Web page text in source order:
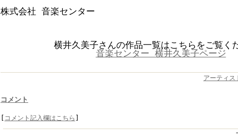
株式会社 音楽センター
横井久美子さんの作品一覧はこちらをご覧く
音楽センター 横井久美子ページ
アーティス
コメント
コメント記入欄はこちら